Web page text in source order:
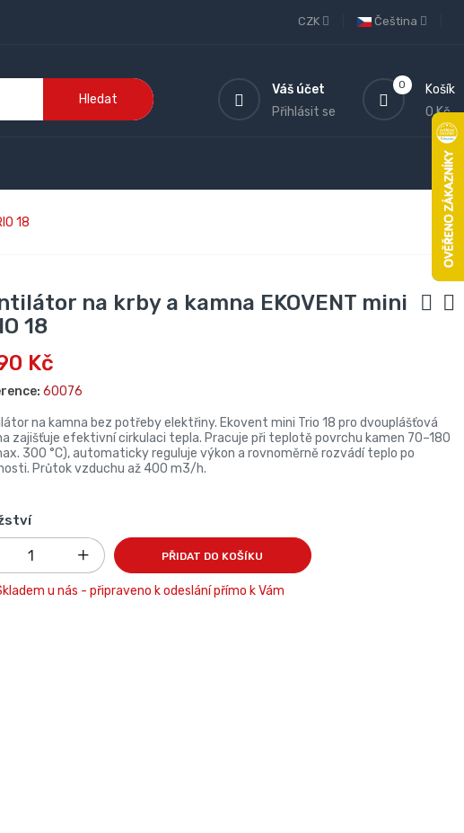
Čeština
CZK
Hledat
0
Košík
0 Kč
Váš účet
Přihlásit se
18
na krby a kamna EKOVENT mini
18
Kč
60076
na kamna bez potřeby elektřiny. Ekovent mini Trio 18 pro dvouplášťová
zajišťuje efektivní cirkulaci tepla. Pracuje při teplotě povrchu kamen 70–180
300 °C), automaticky reguluje výkon a rovnoměrně rozvádí teplo po
Průtok vzduchu až 400 m3/h.
PŘIDAT DO KOŠÍKU
u nás - připraveno k odeslání přímo k Vám